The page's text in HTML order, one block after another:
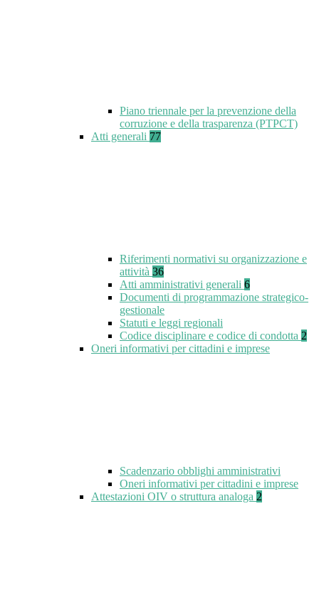
Piano triennale per la prevenzione della
corruzione e della trasparenza (PTPCT)
Atti generali 77
Riferimenti normativi su organizzazione e
attività 36
Atti amministrativi generali 6
Documenti di programmazione strategico-
gestionale
Statuti e leggi regionali
Codice disciplinare e codice di condotta 2
Oneri informativi per cittadini e imprese
Scadenzario obblighi amministrativi
Oneri informativi per cittadini e imprese
Attestazioni OIV o struttura analoga 2